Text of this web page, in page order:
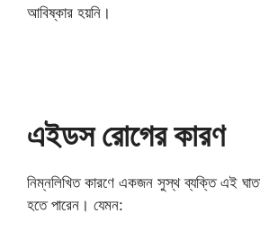
আবিষ্কার হয়নি।
এইডস রোগের কারণ
নিম্নলিখিত কারণে একজন সুস্থ ব্যক্তি এই
হতে পারেন। যেমন: